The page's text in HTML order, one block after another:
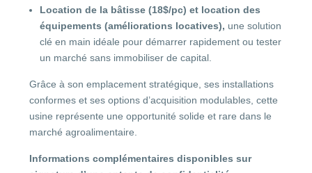
Location de la bâtisse (18$/pc) et location des
équipements (améliorations locatives), une solution
clé en main idéale pour démarrer rapidement ou tester
un marché sans immobiliser de capital.
Grâce à son emplacement stratégique, ses installations
conformes et ses options d’acquisition modulables, cette
usine représente une opportunité solide et rare dans le
marché agroalimentaire.
Informations complémentaires disponibles sur